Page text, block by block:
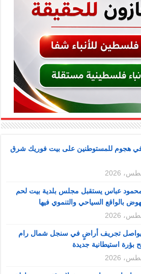
في هجوم للمستوطنين على بيت فوريك شرق
عباس يستقبل مجلس بلدية بيت لحم
بالواقع السياحي والتنموي فيها
يواصل تجريف أراضٍ في سنجل شمال رام
بؤرة استيطانية جديدة